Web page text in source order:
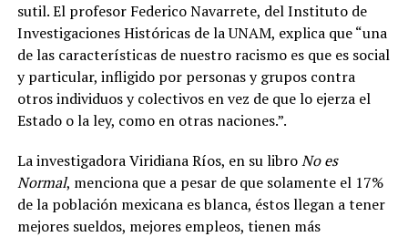
sutil. El profesor Federico Navarrete, del Instituto de
Investigaciones Históricas de la UNAM, explica que “una
de las características de nuestro racismo es que es social
y particular, infligido por personas y grupos contra
otros individuos y colectivos en vez de que lo ejerza el
Estado o la ley, como en otras naciones.”.
La investigadora Viridiana Ríos, en su libroNo es
Normal, menciona que a pesar de que solamente el 17%
de la población mexicana es blanca, éstos llegan a tener
mejores sueldos, mejores empleos, tienen más